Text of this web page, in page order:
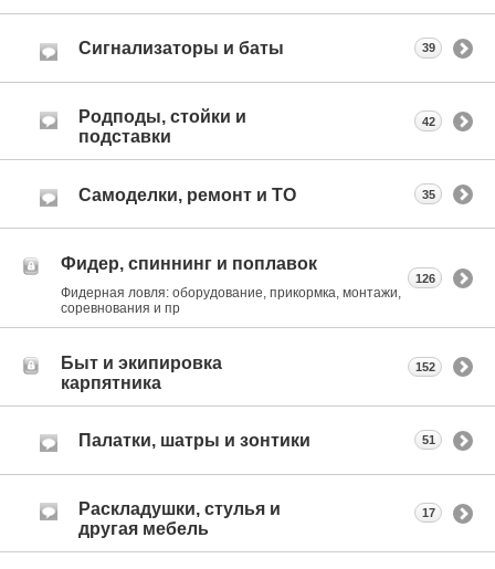
Сигнализаторы и баты 39
Родподы, стойки и
подставки
42
Самоделки, ремонт и ТО 35
Фидер, спиннинг и поплавок
Фидерная ловля: оборудование, прикормка, монтажи,
соревнования и пр
126
Быт и экипировка
карпятника
152
Палатки, шатры и зонтики 51
Раскладушки, стулья и
другая мебель
17